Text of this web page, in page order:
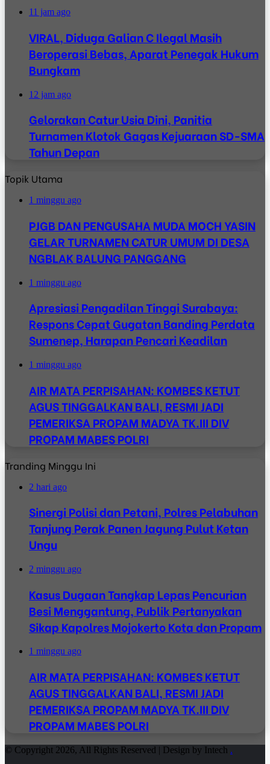
11 jam ago
VIRAL, Diduga Galian C Ilegal Masih
Beroperasi Bebas, Aparat Penegak Hukum
Bungkam
12 jam ago
Gelorakan Catur Usia Dini, Panitia
Turnamen Klotok Gagas Kejuaraan SD-SMA
Tahun Depan
Topik Utama
1 minggu ago
PJGB DAN PENGUSAHA MUDA MOCH YASIN
GELAR TURNAMEN CATUR UMUM DI DESA
NGBLAK BALUNG PANGGANG
1 minggu ago
Apresiasi Pengadilan Tinggi Surabaya:
Respons Cepat Gugatan Banding Perdata
Sumenep, Harapan Pencari Keadilan
1 minggu ago
AIR MATA PERPISAHAN: KOMBES KETUT
AGUS TINGGALKAN BALI, RESMI JADI
PEMERIKSA PROPAM MADYA TK.III DIV
PROPAM MABES POLRI
Tranding Minggu Ini
2 hari ago
Sinergi Polisi dan Petani, Polres Pelabuhan
Tanjung Perak Panen Jagung Pulut Ketan
Ungu
2 minggu ago
Kasus Dugaan Tangkap Lepas Pencurian
Besi Menggantung, Publik Pertanyakan
Sikap Kapolres Mojokerto Kota dan Propam
1 minggu ago
AIR MATA PERPISAHAN: KOMBES KETUT
AGUS TINGGALKAN BALI, RESMI JADI
PEMERIKSA PROPAM MADYA TK.III DIV
PROPAM MABES POLRI
© Copyright 2026, All Rights Reserved | Design by Intech .